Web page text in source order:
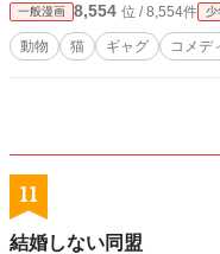
一般漫画 8,554 位 / 8,554件 少
動物 猫 ギャグ コメデ
11
結婚しない同盟